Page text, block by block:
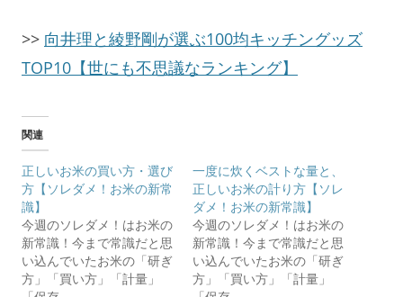
>> 向井理と綾野剛が選ぶ100均キッチングッズ
TOP10【世にも不思議なランキング】
関連
正しいお米の買い方・選び
方【ソレダメ！お米の新常
識】
今週のソレダメ！はお米の
新常識！今まで常識だと思
い込んでいたお米の「研ぎ
方」「買い方」「計量」
一度に炊くベストな量と、
正しいお米の計り方【ソレ
ダメ！お米の新常識】
今週のソレダメ！はお米の
新常識！今まで常識だと思
い込んでいたお米の「研ぎ
方」「買い方」「計量」